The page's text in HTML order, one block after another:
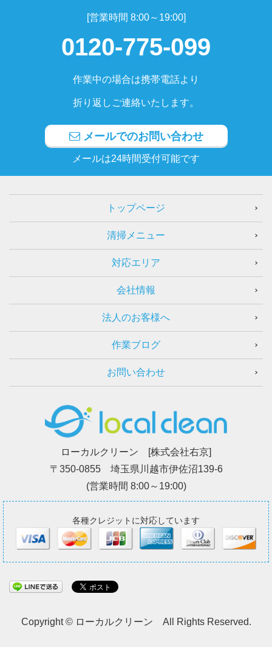
[営業時間 8:00～19:00]
0120-775-099
作業中の場合は携帯電話より
折り返しご連絡いたします。
メールでのお問い合わせ
メールは24時間受付可能です
トップページ
清掃メニュー
対応エリア
会社情報
法人のお客様へ
作業ブログ
お問い合わせ
ローカルクリーン [株式会社右京]
〒350-0855 埼玉県川越市伊佐沼139-6
(営業時間 8:00～19:00)
各種クレジットに対応しています
Copyright © ローカルクリーン All Rights Reserved.